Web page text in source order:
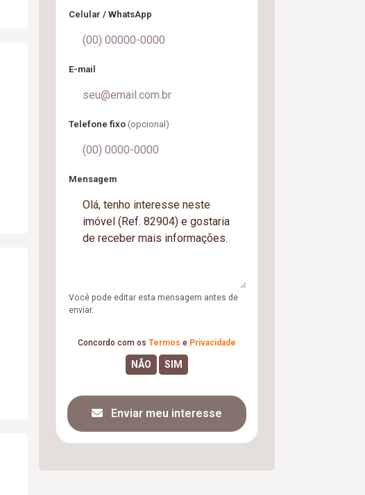
Celular / WhatsApp
E-mail
Telefone fixo (opcional)
Mensagem
Você pode editar esta mensagem antes de
enviar.
Concordo com os Termos e Privacidade
Enviar meu interesse